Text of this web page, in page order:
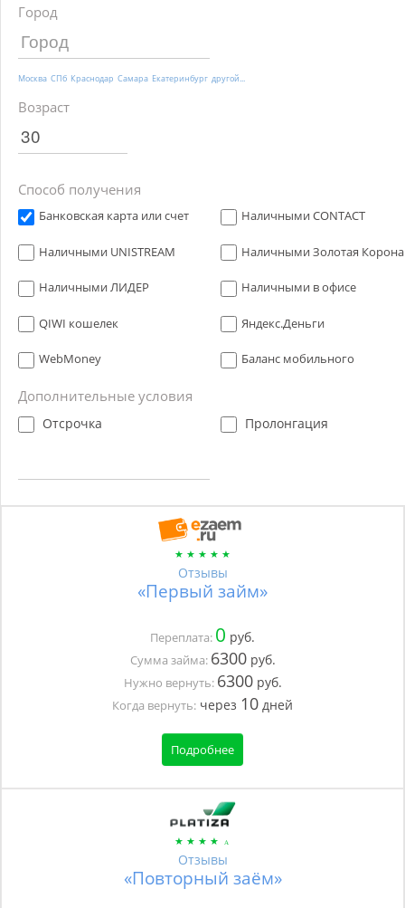
Город
Москва СПб Краснодар Самара Екатеринбург другой...
Возраст
Способ получения
Банковская карта или счет Наличными CONTACT
Наличными UNISTREAM Наличными Золотая Корона
Наличными ЛИДЕР Наличными в офисе
QIWI кошелек Яндекс.Деньги
WebMoney Баланс мобильного
Дополнительные условия
Отсрочка Пролонгация
Отзывы
«Первый займ»
Переплата: 0 руб.
Сумма займа: 6300руб.
Нужно вернуть: 6300руб.
Когда вернуть: через 10 дней
Подробнее
Отзывы
«Повторный заём»